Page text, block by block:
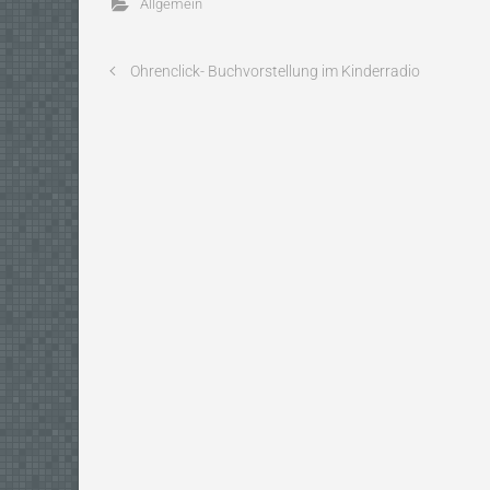
Allgemein
Ohrenclick- Buchvorstellung im Kinderradio